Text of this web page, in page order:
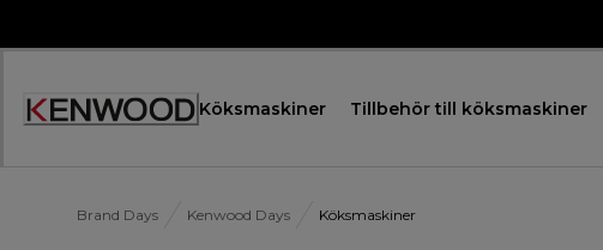
Accessibility
Köksmaskiner Tillbehör till köksmaskiner
Brand Days Kenwood Days Köksmaskiner